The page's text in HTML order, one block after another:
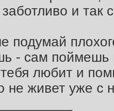
и так
подумай
- сам поймешь
любит и
не живет уже с